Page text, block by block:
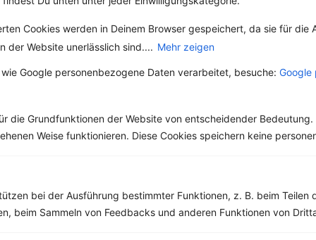
Cookies werden in Deinem Browser gespeichert, da sie für die
der Website unerlässlich sind.... Mehr zeigen
Google personenbezogene Daten verarbeitet, besuche: Google
die Grundfunktionen der Website von entscheidender Bedeutung.
Weise funktionieren. Diese Cookies speichern keine
bei der Ausführung bestimmter Funktionen, z. B. beim Teilen
beim Sammeln von Feedbacks und anderen Funktionen von
‹
Fett:6 g
Eiweiß:
Kohlehydrate:54 g